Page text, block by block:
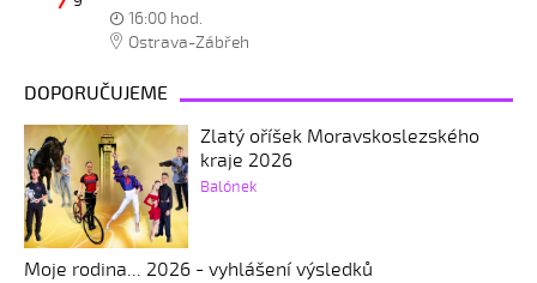
16:00 hod.
Ostrava-Zábřeh
DOPORUČUJEME
Zlatý oříšek Moravskoslezského
kraje 2026
Balónek
Moje rodina... 2026 - vyhlášení výsledků